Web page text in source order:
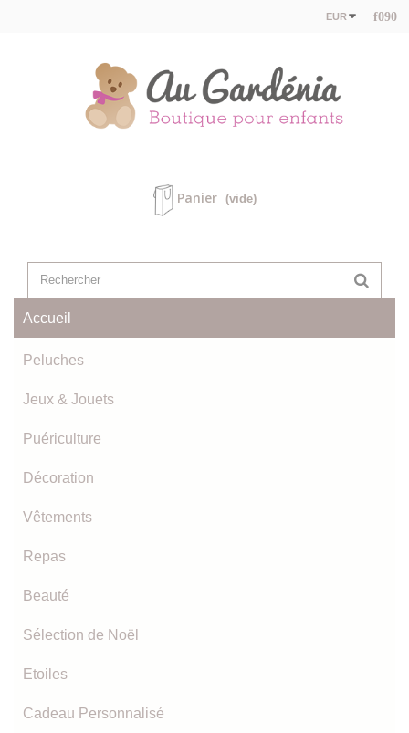
EUR
Panier (vide)
Accueil
Peluches
Jeux & Jouets
Puériculture
Décoration
Vêtements
Repas
Beauté
Sélection de Noël
Etoiles
Cadeau Personnalisé